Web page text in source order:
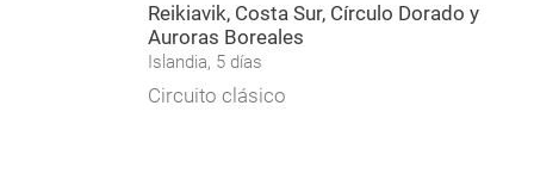
Reikiavik, Costa Sur, Círculo Dorado y
Auroras Boreales
Islandia, 5 días
Circuito clásico